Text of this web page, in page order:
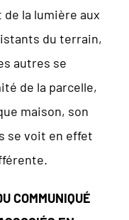
la lumière aux
du terrain,
autres se
de la parcelle,
maison, son
se voit en effet
COMMUNIQUÉ